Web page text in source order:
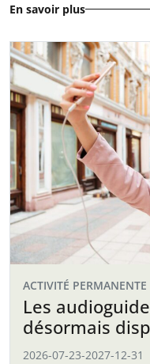
En savoir plus
ACTIVITÉ PERMANENTE
Les
désormais
web
2026-07-23-2027-12-31